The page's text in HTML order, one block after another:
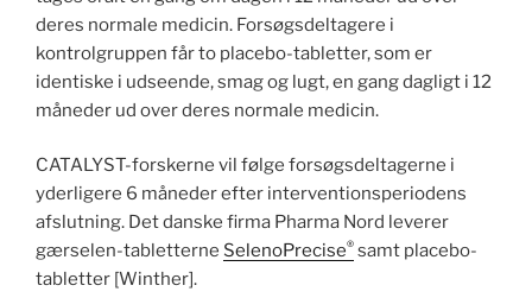
deres normale medicin. Forsøgsdeltagere i
kontrolgruppen får to placebo-tabletter, som er
identiske i udseende, smag og lugt, en gang dagligt i 12
måneder ud over deres normale medicin.
CATALYST-forskerne vil følge forsøgsdeltagerne i
yderligere 6 måneder efter interventionsperiodens
afslutning. Det danske firma Pharma Nord leverer
gærselen-tabletterne SelenoPrecise® samt placebo-
tabletter [Winther].